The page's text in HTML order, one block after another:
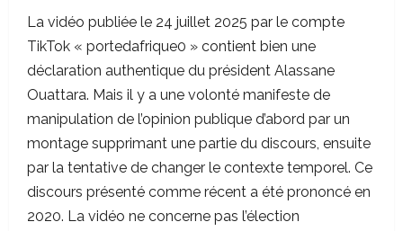
La vidéo publiée le 24 juillet 2025 par le compte
TikTok « portedafrique0 » contient bien une
déclaration authentique du président Alassane
Ouattara. Mais il y a une volonté manifeste de
manipulation de l’opinion publique d’abord par un
montage supprimant une partie du discours, ensuite
par la tentative de changer le contexte temporel. Ce
discours présenté comme récent a été prononcé en
2020. La vidéo ne concerne pas l’élection